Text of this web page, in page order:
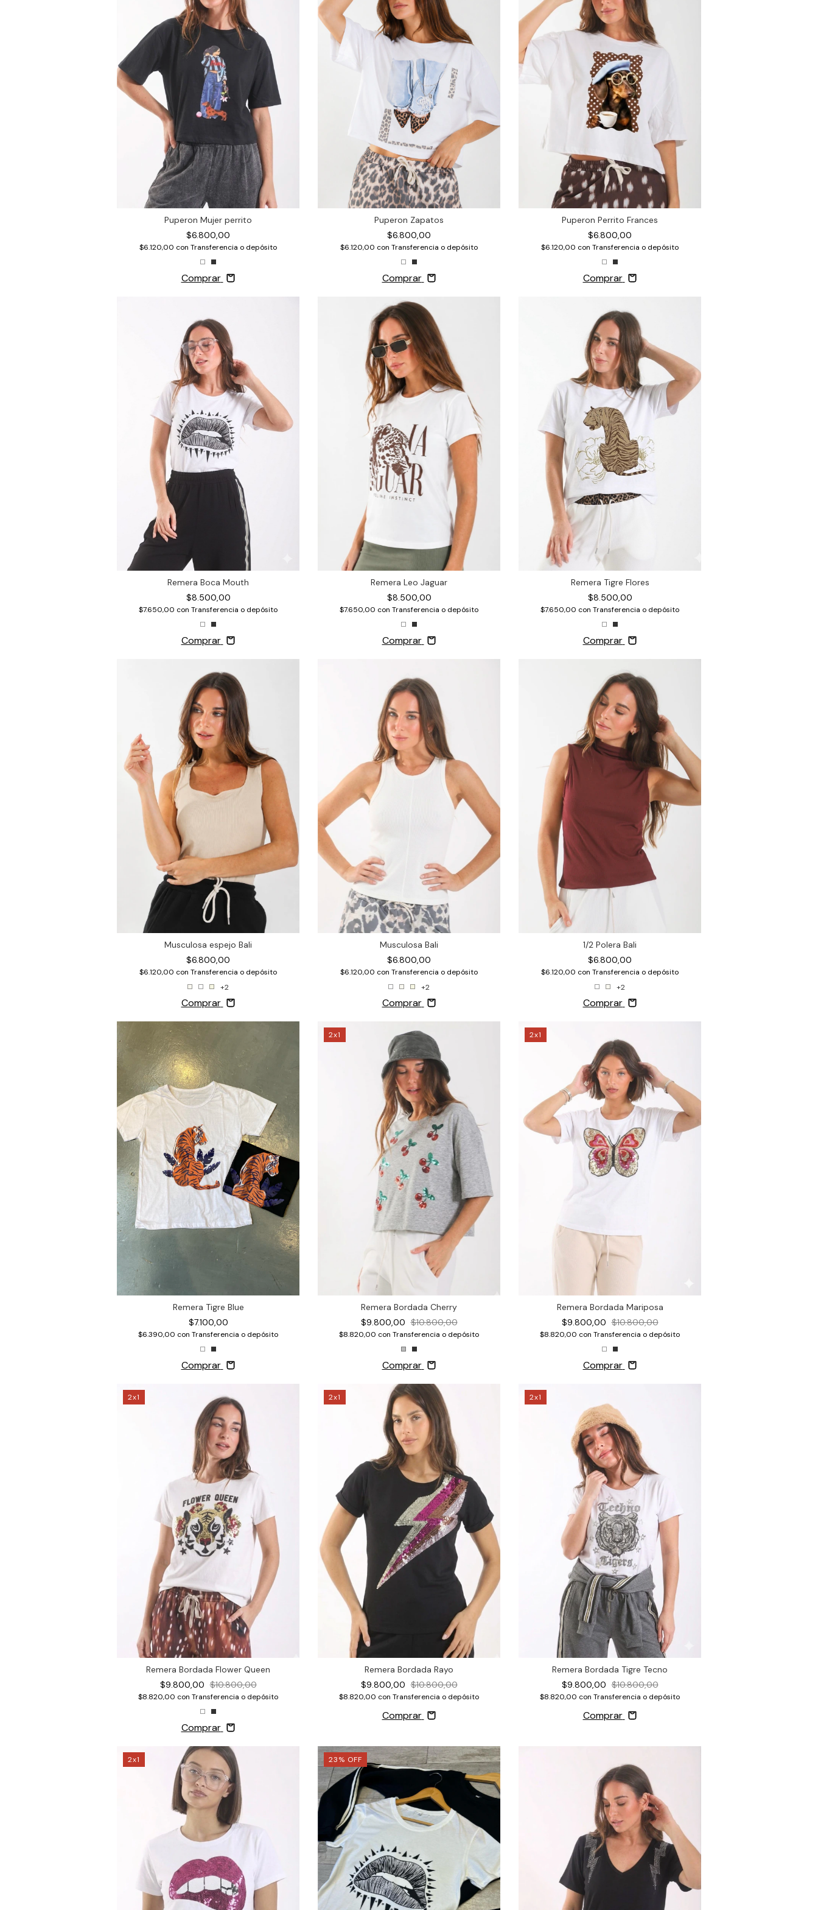
Puperon Mujer perrito
$6.800,00
$6.120,00 con Transferencia o depósito
Comprar
Puperon Zapatos
$6.800,00
$6.120,00 con Transferencia o depósito
Comprar
Puperon Perrito Frances
$6.800,00
$6.120,00 con Transferencia o depósito
Comprar
Remera Boca Mouth
$8.500,00
$7.650,00 con Transferencia o depósito
Comprar
Remera Leo Jaguar
$8.500,00
$7.650,00 con Transferencia o depósito
Comprar
Remera Tigre Flores
$8.500,00
$7.650,00 con Transferencia o depósito
Comprar
Musculosa espejo Bali
$6.800,00
$6.120,00 con Transferencia o depósito
+2
Comprar
Musculosa Bali
$6.800,00
$6.120,00 con Transferencia o depósito
+2
Comprar
1/2 Polera Bali
$6.800,00
$6.120,00 con Transferencia o depósito
+2
Comprar
Remera Tigre Blue
$7.100,00
$6.390,00 con Transferencia o depósito
Comprar
2x1
Remera Bordada Cherry
$9.800,00 $10.800,00
$8.820,00 con Transferencia o depósito
Comprar
2x1
Remera Bordada Mariposa
$9.800,00 $10.800,00
$8.820,00 con Transferencia o depósito
Comprar
2x1
Remera Bordada Flower Queen
$9.800,00 $10.800,00
$8.820,00 con Transferencia o depósito
Comprar
2x1
Remera Bordada Rayo
$9.800,00 $10.800,00
$8.820,00 con Transferencia o depósito
Comprar
2x1
Remera Bordada Tigre Tecno
$9.800,00 $10.800,00
$8.820,00 con Transferencia o depósito
Comprar
2x1 23% OFF